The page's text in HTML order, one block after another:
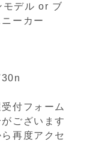
デル or ブ
ーカー
付フォーム
ございます
再度アクセ